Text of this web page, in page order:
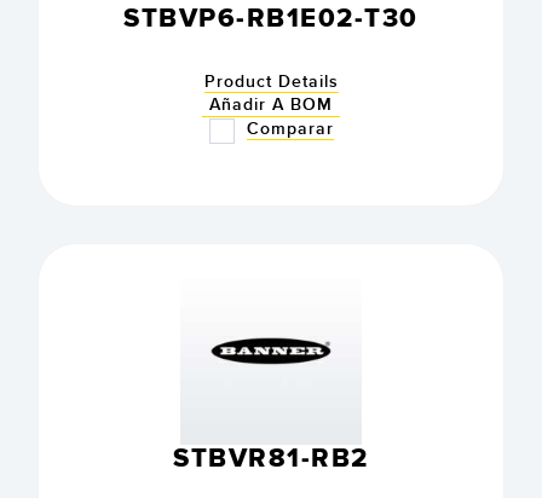
STBVP6-RB1E02-T30
Product Details
Añadir A BOM
Comparar
STBVR81-RB2